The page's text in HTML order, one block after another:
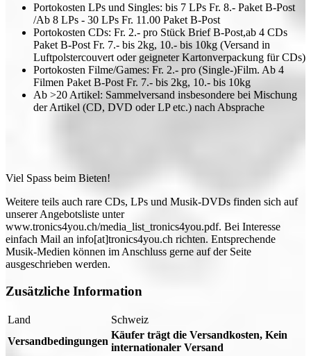
Portokosten LPs und Singles: bis 7 LPs Fr. 8.- Paket B-Post
/Ab 8 LPs - 30 LPs Fr. 11.00 Paket B-Post
Portokosten CDs: Fr. 2.- pro Stück Brief B-Post,ab 4 CDs
Paket B-Post Fr. 7.- bis 2kg, 10.- bis 10kg (Versand in
Luftpolstercouvert oder geigneter Kartonverpackung für CDs)
Portokosten Filme/Games: Fr. 2.- pro (Single-)Film. Ab 4
Filmen Paket B-Post Fr. 7.- bis 2kg, 10.- bis 10kg
Ab >20 Artikel: Sammelversand insbesondere bei Mischung
der Artikel (CD, DVD oder LP etc.) nach Absprache
Viel Spass beim Bieten!
Weitere teils auch rare CDs, LPs und Musik-DVDs finden sich auf
unserer Angebotsliste unter
www.tronics4you.ch/media_list_tronics4you.pdf. Bei Interesse
einfach Mail an info[at]tronics4you.ch richten. Entsprechende
Musik-Medien können im Anschluss gerne auf der Seite
ausgeschrieben werden.
Zusätzliche Information
Land
Schweiz
Versandbedingungen
Käufer trägt die Versandkosten, Kein
internationaler Versand